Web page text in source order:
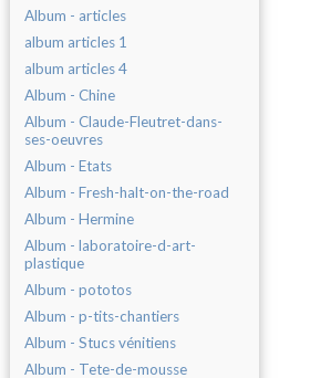
Album - articles
album articles 1
album articles 4
Album - Chine
Album - Claude-Fleutret-dans-
ses-oeuvres
Album - Etats
Album - Fresh-halt-on-the-road
Album - Hermine
Album - laboratoire-d-art-
plastique
Album - pototos
Album - p-tits-chantiers
Album - Stucs vénitiens
Album - Tete-de-mousse